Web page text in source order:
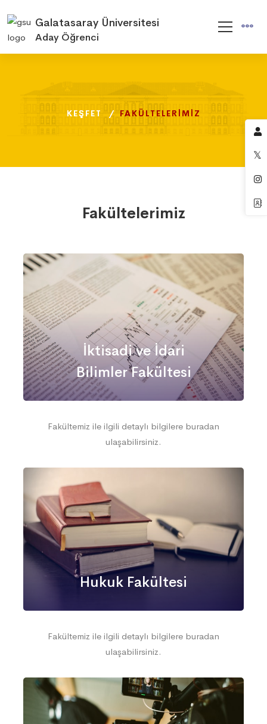
Galatasaray Üniversitesi
Aday Öğrenci
KEŞFET FAKÜLTELERIMIZ
KEŞFET FAKÜLTELERIMIZ
KEŞFET FAKÜLTELERIMIZ
Fakültelerimiz
İktisadi ve İdari
Bilimler Fakültesi
Fakültemiz ile ilgili detaylı bilgilere buradan
ulaşabilirsiniz.
Hukuk Fakültesi
Fakültemiz ile ilgili detaylı bilgilere buradan
ulaşabilirsiniz.